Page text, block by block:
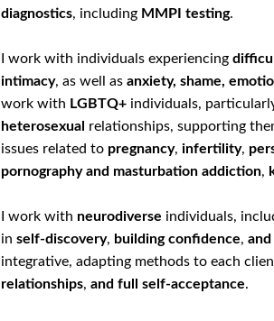
diagnostics, including MMPI testing.
I work with individuals experiencing
intimacy, as well as anxiety, shame,
work with LGBTQ+ individuals,
heterosexual relationships, supporting
issues related to pregnancy, infertility,
pornography and masturbation addiction,
I work with neurodiverse individuals,
in self-discovery, building confidence,
integrative, adapting methods to each
relationships, and full self-acceptance.